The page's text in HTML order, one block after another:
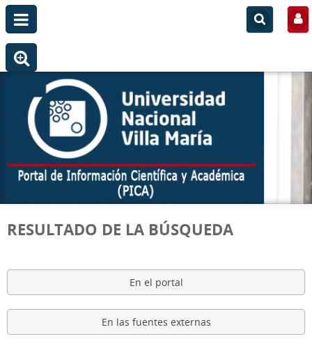
RESULTADO DE LA BÚSQUEDA
En el portal
En las fuentes externas